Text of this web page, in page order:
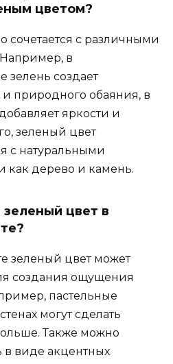
цветом?
сочетается с различными
в
зелень создает
природного обаяния, в
яркости и
зеленый цвет
с натуральными
как дерево и камень.
зеленый цвет в
зеленый цвет может
создания ощущения
пастельные
могут сделать
Также можно
в виде акцентных